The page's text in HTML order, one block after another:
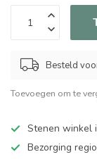
Besteld
Toevoegen om te
Stenen winkel
Bezorging